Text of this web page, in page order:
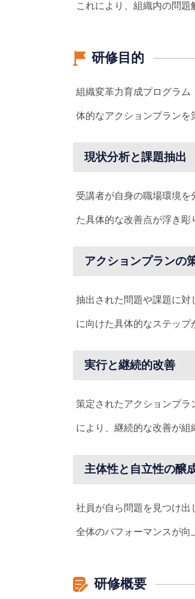
これにより、組織内の問題
研修目的
組織変革力育成プログラ
体的なアクションプランを
現状分析と課題抽出
受講者が自身の職場環境
た具体的な改善点が浮き彫
アクションプランの
抽出された問題や課題に
に向けた具体的なステップ
実行と継続的改善
策定されたアクションプ
により、継続的な改善が組
主体性と自立性の醸
社員が自ら問題を見つけ
全体のパフォーマンスが向
研修概要